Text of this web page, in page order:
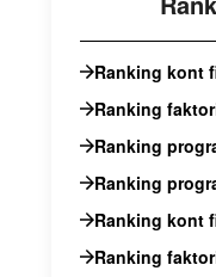
Ranking kont
Ranking
Ranking
Ranking
Ranking kont
Ranking